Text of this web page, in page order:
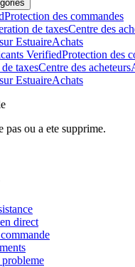
Protection des commandes
de taxesCentre des
EstuaireAchats
VerifiedProtection des
taxesCentre des acheteurs
EstuaireAchats
pas ou a ete supprime.
direct